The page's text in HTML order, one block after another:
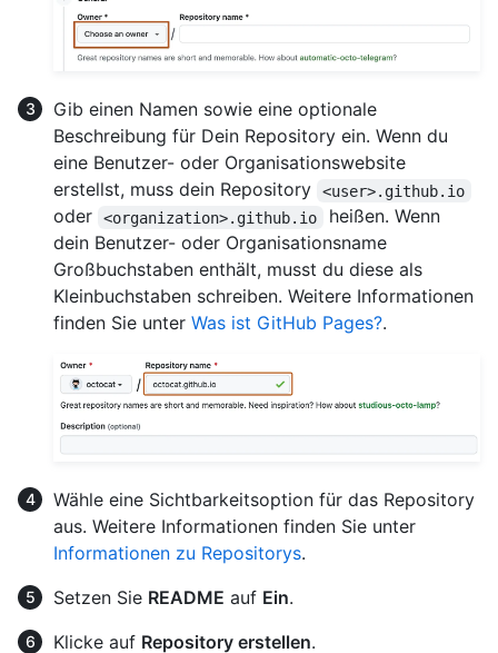
Gib einen Namen sowie eine optionale
Beschreibung für Dein Repository ein. Wenn du
eine Benutzer- oder Organisationswebsite
erstellst, muss dein Repository
<user>.github.io
oder <organization>.github.io
heißen. Wenn
dein Benutzer- oder Organisationsname
Großbuchstaben enthält, musst du diese als
Kleinbuchstaben schreiben. Weitere Informationen
finden Sie unter Was ist GitHub Pages?.
Wähle eine Sichtbarkeitsoption für das Repository
aus. Weitere Informationen finden Sie unter
Informationen zu Repositorys.
Setzen Sie README auf Ein.
Klicke auf Repository erstellen.